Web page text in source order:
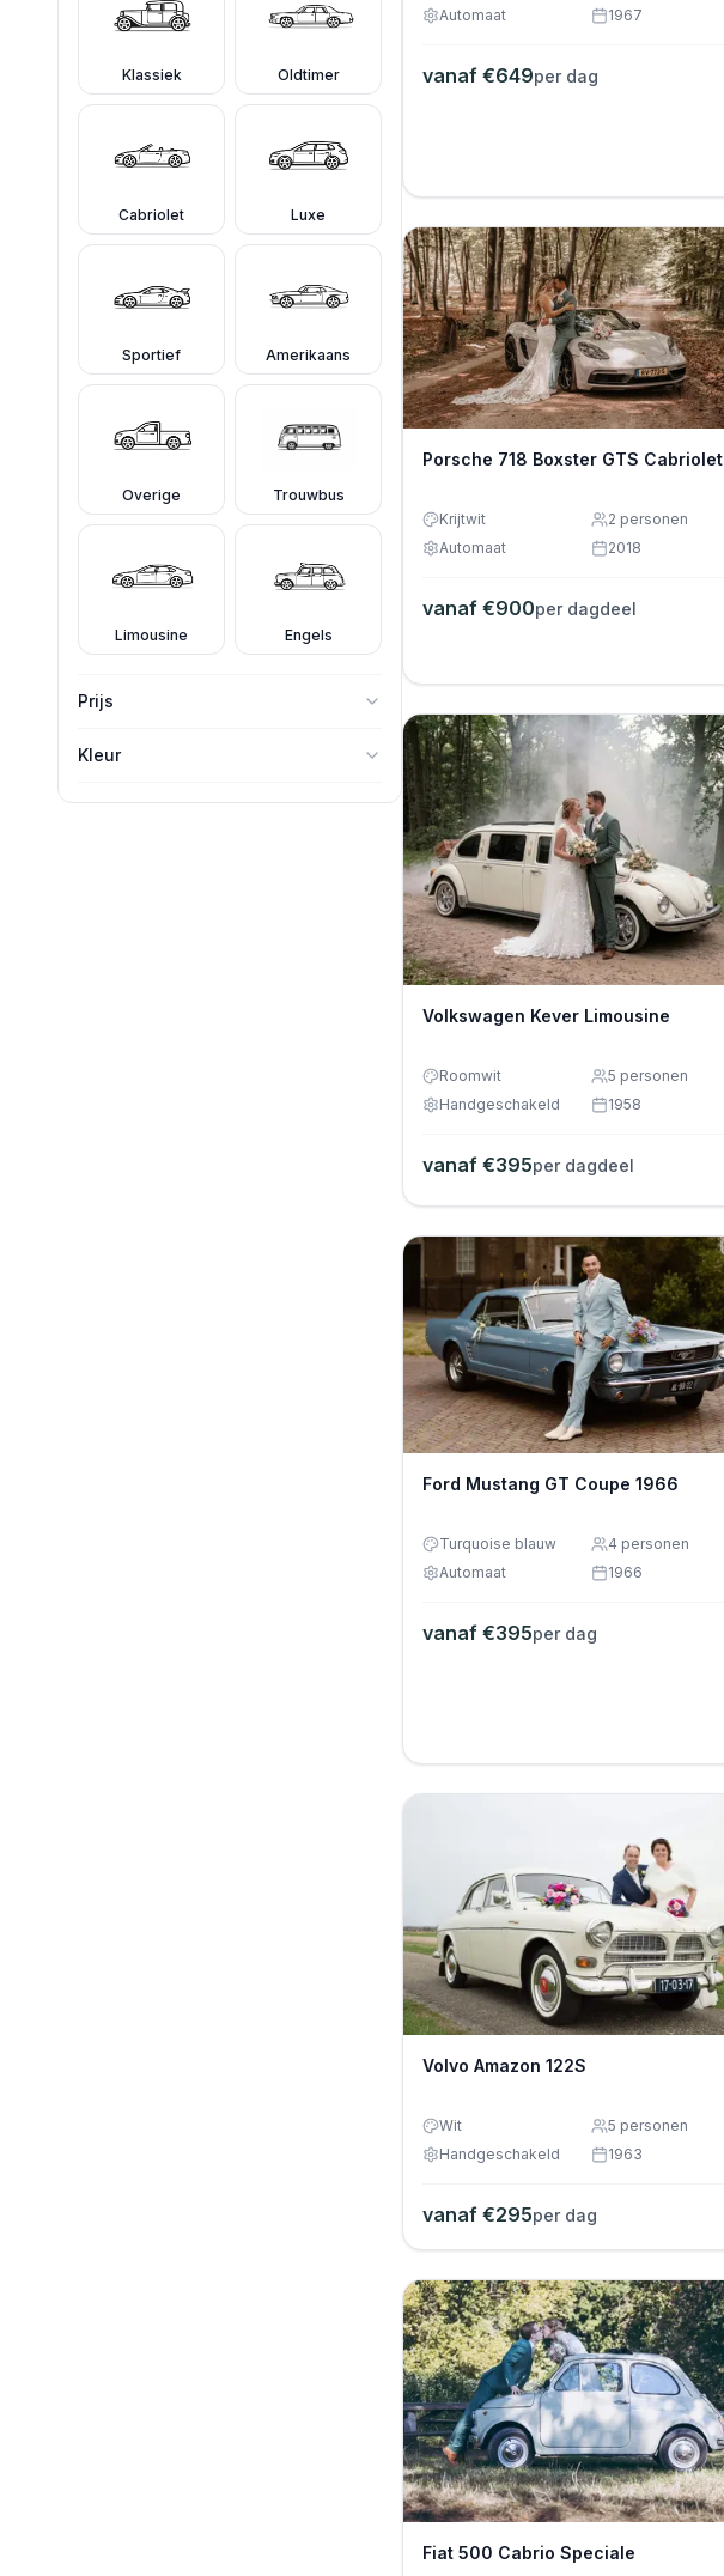
Klassiek Oldtimer
Cabriolet Luxe
Sportief Amerikaans
Overige Trouwbus
Limousine Engels
Prijs
Kleur
Antraciet Bruin Metallic
Automaat
1967
vanaf €649per dag
Porsche 718 Boxster GTS Cabriolet
Krijtwit 2 personen
Automaat
2018
vanaf €900per dagdeel
Volkswagen Kever Limousine
Roomwit 5 personen
Handgeschakeld
1958
vanaf €395per dagdeel
Ford Mustang GT Coupe 1966
Turquoise blauw 4 personen
Automaat
1966
vanaf €395per dag
Volvo Amazon 122S
Wit 5 personen
Handgeschakeld
1963
vanaf €295per dag
Fiat 500 Cabrio Speciale